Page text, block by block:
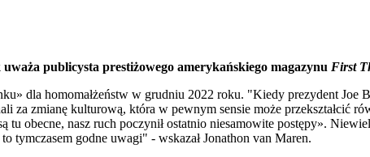
publicysta prestiżowego amerykańskiego magazynu First
dla homomałżeństw w grudniu 2022 roku. "Kiedy prezydent Joe
za zmianę kulturową, która w pewnym sensie może przekształcić
obecne, nasz ruch poczynił ostatnio niesamowite postępy».
tymczasem godne uwagi" - wskazał Jonathon van Maren.